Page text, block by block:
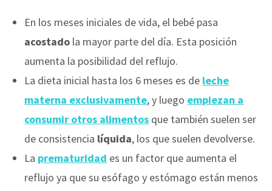
En los meses iniciales de vida, el bebé pasa
acostado la mayor parte del día. Esta posición
aumenta la posibilidad del reflujo.
La dieta inicial hasta los 6 meses es de leche
materna exclusivamente, y luego empiezan a
consumir otros alimentos que también suelen ser
de consistencia líquida, los que suelen devolverse.
La prematuridad es un factor que aumenta el
reflujo ya que su esófago y estómago están menos